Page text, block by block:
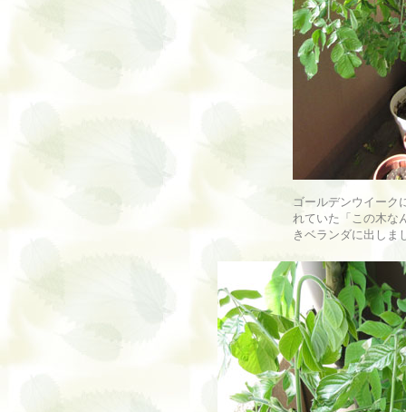
ゴールデンウイーク
れていた「この木な
きベランダに出しま